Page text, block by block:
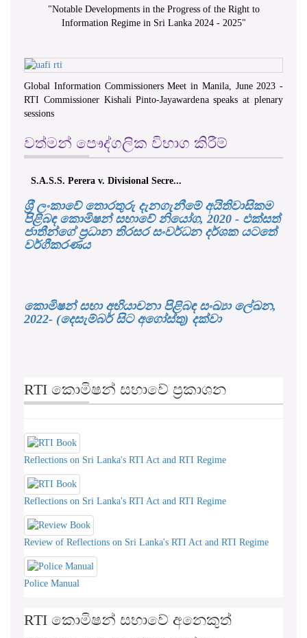
"Notable Developments in the Progress of the Right to
Information Regime in Sri Lanka 2024 - 2025"
Global Information Commissioners Meet in Manila, June 2023 -
RTI Commissioner Kishali Pinto-Jayawardena speaks at plenary
sessions
වත්මන් පෞද්ගලික විභාග කිරීම්
S.A.S.S. Perera v. Divisional Secre...
ශ‍්‍රී ලංකාවේ තොරතුරු දැනගැනීමේ අයිතිවාසිකම
පිළිබඳ කොමිෂන් සභාවේ නියෝග, 2020 - එක්සත්
ජාතීන්ගේ ප්‍රධාන තිරසර සංවර්ධන දර්ශක යටතේ
වර්ගීකරණය
කොමිෂන් සභා අභියාචනා පිළිබඳ සංඛ්‍යා ලේඛන,
2022- (දෙසැම්බර් සිට අගෝස්තු) දක්වා
RTI කොමිෂන් සභාවේ ප්‍රකාශන
Reflections on Sri Lanka's RTI Act and RTI Regime
Reflections on Sri Lanka's RTI Act and RTI Regime
Review of Reflections on Sri Lanka's RTI Act and RTI Regime
Police Manual
RTI කොමිෂන් සභාවේ අනෙකුත්